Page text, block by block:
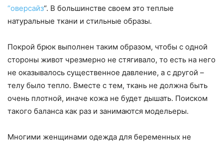
“оверсайз“. В большинстве своем это теплые
натуральные ткани и стильные образы.
Покрой брюк выполнен таким образом, чтобы с одной
стороны живот чрезмерно не стягивало, то есть на него
не оказывалось существенное давление, а с другой –
телу было тепло. Вместе с тем, ткань не должна быть
очень плотной, иначе кожа не будет дышать. Поиском
такого баланса как раз и занимаются модельеры.
Многими женщинами одежда для беременных не